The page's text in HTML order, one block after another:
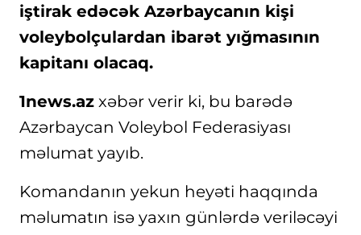
iştirak edəcək Azərbaycanın kişi
voleybolçulardan ibarət yığmasının
kapitanı olacaq.
1news.az xəbər verir ki, bu barədə
Azərbaycan Voleybol Federasiyası
məlumat yayıb.
Komandanın yekun heyəti haqqında
məlumatın isə yaxın günlərdə veriləcəyi